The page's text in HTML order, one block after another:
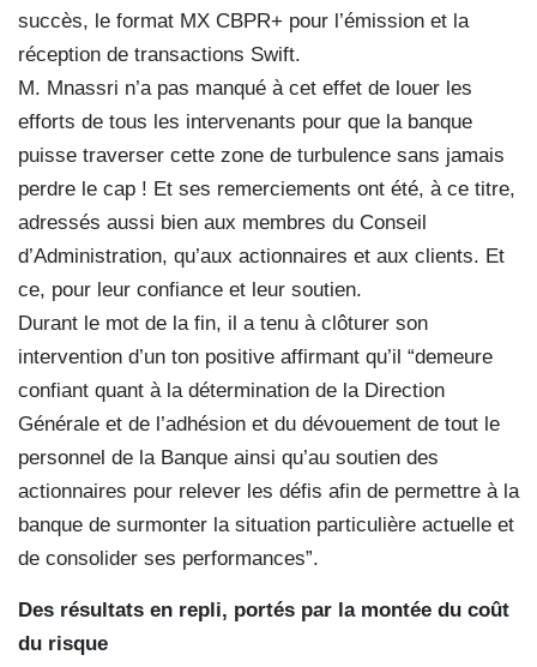
succès, le format MX CBPR+ pour l’émission et la
réception de transactions Swift.
M. Mnassri n’a pas manqué à cet effet de louer les
efforts de tous les intervenants pour que la banque
puisse traverser cette zone de turbulence sans jamais
perdre le cap ! Et ses remerciements ont été, à ce titre,
adressés aussi bien aux membres du Conseil
d’Administration, qu’aux actionnaires et aux clients. Et
ce, pour leur confiance et leur soutien.
Durant le mot de la fin, il a tenu à clôturer son
intervention d’un ton positive affirmant qu’il “demeure
confiant quant à la détermination de la Direction
Générale et de l’adhésion et du dévouement de tout le
personnel de la Banque ainsi qu’au soutien des
actionnaires pour relever les défis afin de permettre à la
banque de surmonter la situation particulière actuelle et
de consolider ses performances”.
Des résultats en repli, portés par la montée du coût
du risque